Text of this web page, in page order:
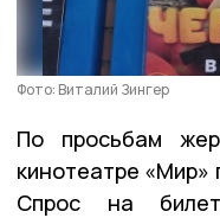
Фото: Виталий Зингер
По просьбам
кинотеатре «Мир»
Спрос на